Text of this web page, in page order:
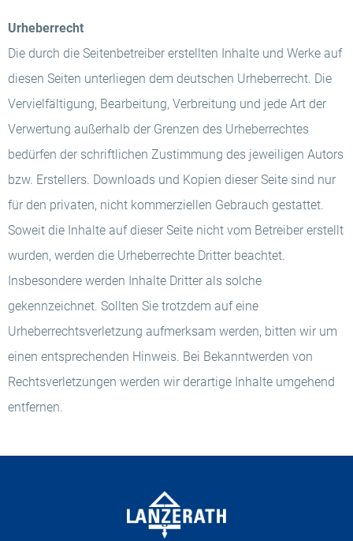
Urheberrecht
Die durch die Seitenbetreiber erstellten Inhalte und Werke auf
diesen Seiten unterliegen dem deutschen Urheberrecht. Die
Vervielfältigung, Bearbeitung, Verbreitung und jede Art der
Verwertung außerhalb der Grenzen des Urheberrechtes
bedürfen der schriftlichen Zustimmung des jeweiligen Autors
bzw. Erstellers. Downloads und Kopien dieser Seite sind nur
für den privaten, nicht kommerziellen Gebrauch gestattet.
Soweit die Inhalte auf dieser Seite nicht vom Betreiber erstellt
wurden, werden die Urheberrechte Dritter beachtet.
Insbesondere werden Inhalte Dritter als solche
gekennzeichnet. Sollten Sie trotzdem auf eine
Urheberrechtsverletzung aufmerksam werden, bitten wir um
einen entsprechenden Hinweis. Bei Bekanntwerden von
Rechtsverletzungen werden wir derartige Inhalte umgehend
entfernen.